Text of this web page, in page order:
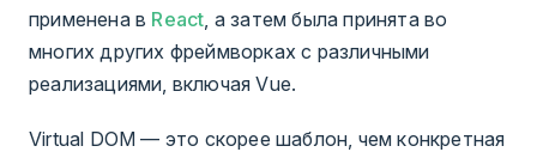
применена в React , а затем была принята во
многих других фреймворках с различными
реализациями, включая Vue.
Virtual DOM — это скорее шаблон, чем конкретная